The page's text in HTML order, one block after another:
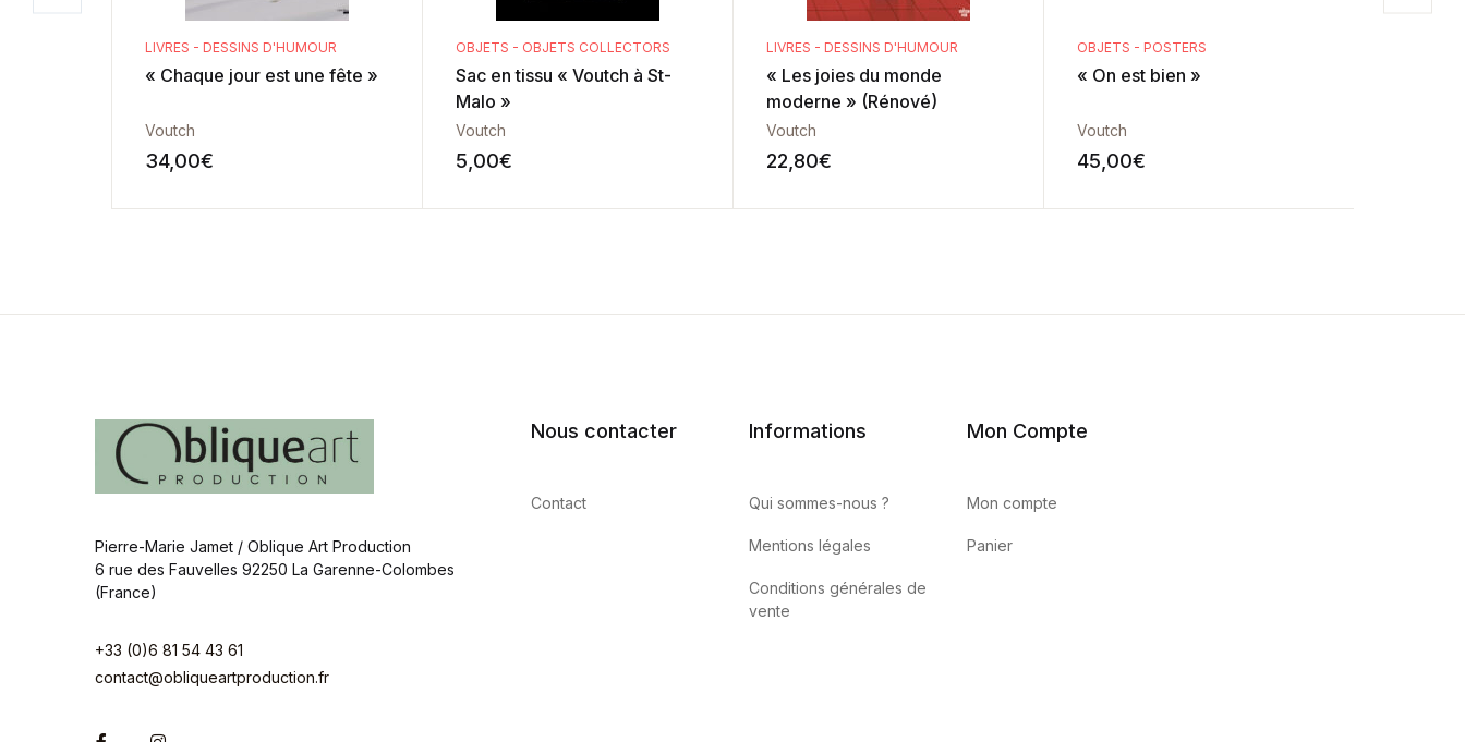
LIVRES - DESSINS D'HUMOUR
« Chaque jour est une fête »
Voutch
34,00€
OBJETS - OBJETS COLLECTORS
Sac en tissu « Voutch à St-
Malo »
Voutch
5,00€
LIVRES - DESSINS D'HUMOUR
« Les joies du monde
moderne » (Rénové)
Voutch
22,80€
OBJETS - POSTERS
« On est bien »
Voutch
45,00€
Pierre-Marie Jamet / Oblique Art Production
6 rue des Fauvelles 92250 La Garenne-Colombes
(France)
+33 (0)6 81 54 43 61
contact@obliqueartproduction.fr
Nous contacter
Contact
Informations
Qui sommes-nous ?
Mentions légales
Conditions générales de
vente
Mon Compte
Mon compte
Panier